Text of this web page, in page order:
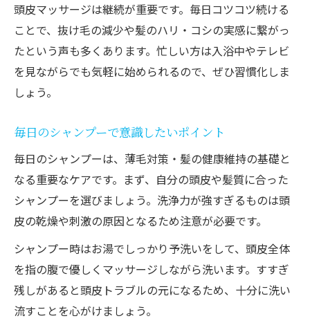
頭皮マッサージは継続が重要です。毎日コツコツ続ける
ことで、抜け毛の減少や髪のハリ・コシの実感に繋がっ
たという声も多くあります。忙しい方は入浴中やテレビ
を見ながらでも気軽に始められるので、ぜひ習慣化しま
しょう。
毎日のシャンプーで意識したいポイント
毎日のシャンプーは、薄毛対策・髪の健康維持の基礎と
なる重要なケアです。まず、自分の頭皮や髪質に合った
シャンプーを選びましょう。洗浄力が強すぎるものは頭
皮の乾燥や刺激の原因となるため注意が必要です。
シャンプー時はお湯でしっかり予洗いをして、頭皮全体
を指の腹で優しくマッサージしながら洗います。すすぎ
残しがあると頭皮トラブルの元になるため、十分に洗い
流すことを心がけましょう。